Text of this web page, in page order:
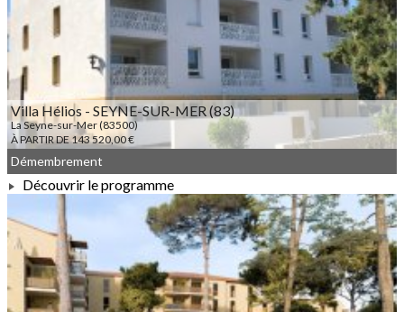
À PARTIR DE 109 062,00 €
Villa Hélios - SEYNE-SUR-MER (83)
La Seyne-sur-Mer (83500)
À PARTIR DE 143 520,00 €
À PARTIR DE 143 520,00 €
Démembrement
Découvrir le programme